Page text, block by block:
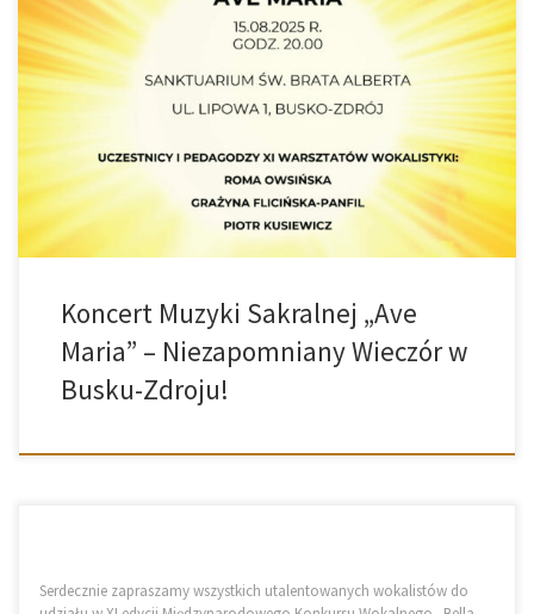
15 sierpnia 2025 r. o godz. 20:00 w Sanktuarium św. Brata Alberta (ul.
Lipowa 1, Busko-Zdrój) odbędzie się wyjątkowy Koncert Muzyki
Sakralnej „Ave Maria”. Usłyszymy wykonania uczestników i
pedagogów XI Warsztatów Wokalistyki: Akompaniować będą:
Zapraszamy wszystkich miłośników muzyki sakralnej i nie tylko. To
będzie wieczór pełen wzruszeń, refleksji i muzycznej […]
Koncert Muzyki Sakralnej „Ave
Maria” – Niezapomniany Wieczór w
Busku-Zdroju!
Serdecznie zapraszamy wszystkich utalentowanych wokalistów do